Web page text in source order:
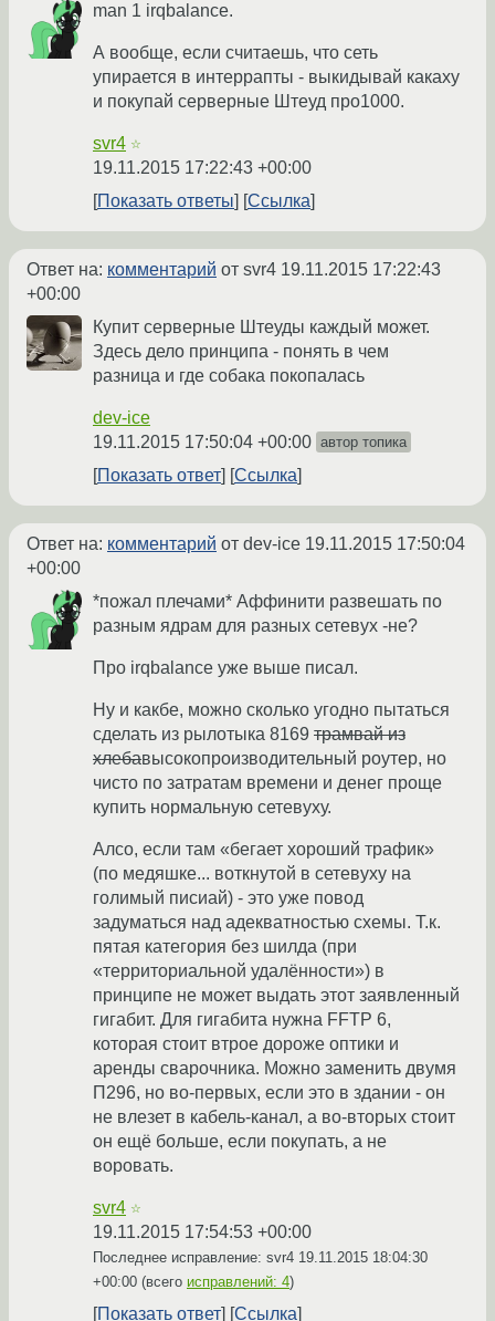
man 1 irqbalance.
А вообще, если считаешь, что сеть
упирается в интеррапты - выкидывай какаху
и покупай серверные Штеуд про1000.
svr4 ☆
19.11.2015 17:22:43 +00:00
Показать ответы
Ссылка
Ответ на: комментарий от svr4 19.11.2015 17:22:43
+00:00
Купит серверные Штеуды каждый может.
Здесь дело принципа - понять в чем
разница и где собака покопалась
dev-ice
19.11.2015 17:50:04 +00:00 автор топика
Показать ответ Ссылка
Ответ на: комментарий от dev-ice 19.11.2015 17:50:04
+00:00
*пожал плечами* Аффинити развешать по
разным ядрам для разных сетевух -не?
Про irqbalance уже выше писал.
Ну и какбе, можно сколько угодно пытаться
сделать из рылотыка 8169 трамвай из
хлебавысокопроизводительный роутер, но
чисто по затратам времени и денег проще
купить нормальную сетевуху.
Алсо, если там «бегает хороший трафик»
(по медяшке... воткнутой в сетевуху на
голимый писиай) - это уже повод
задуматься над адекватностью схемы. Т.к.
пятая категория без шилда (при
«территориальной удалённости») в
принципе не может выдать этот заявленный
гигабит. Для гигабита нужна FFTP 6,
которая стоит втрое дороже оптики и
аренды сварочника. Можно заменить двумя
П296, но во-первых, если это в здании - он
не влезет в кабель-канал, а во-вторых стоит
он ещё больше, если покупать, а не
воровать.
svr4 ☆
19.11.2015 17:54:53 +00:00
Последнее исправление: svr4 19.11.2015 18:04:30
+00:00 (всего исправлений: 4)
Показать ответ Ссылка